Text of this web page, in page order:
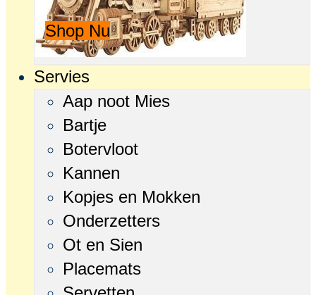
Shop Nu
Servies
Aap noot Mies
Bartje
Botervloot
Kannen
Kopjes en Mokken
Onderzetters
Ot en Sien
Placemats